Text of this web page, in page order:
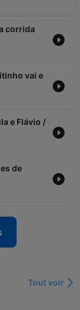
corrida
vai e
e Flávio /
de
Tout voir